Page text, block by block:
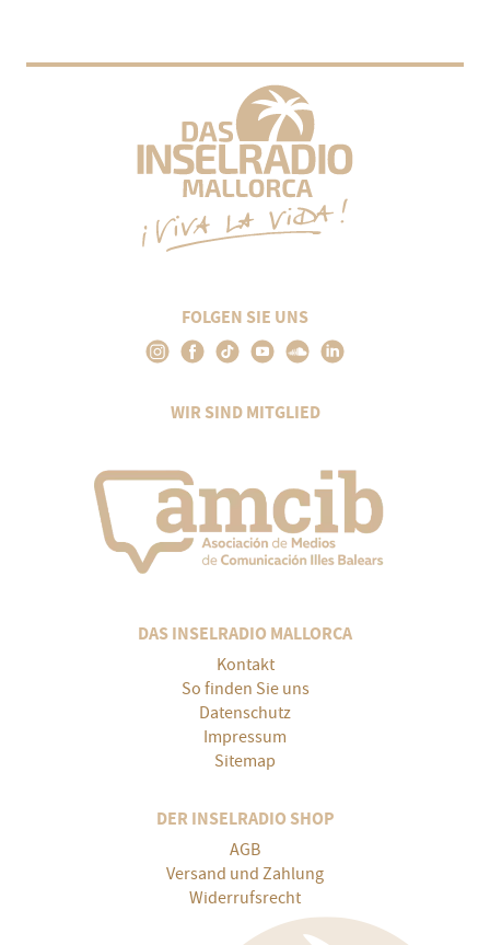
FOLGEN SIE UNS
WIR SIND MITGLIED
DAS INSELRADIO MALLORCA
Kontakt
So finden Sie uns
Datenschutz
Impressum
Sitemap
DER INSELRADIO SHOP
AGB
Versand und Zahlung
Widerrufsrecht